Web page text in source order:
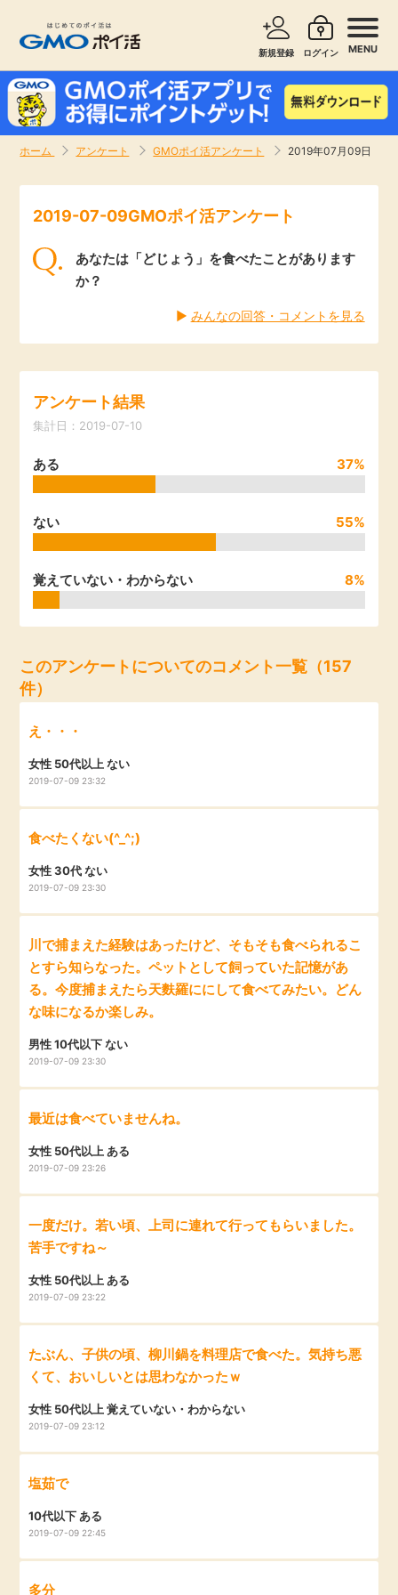
新規登録 ログイン MENU
ホーム アンケート GMOポイ活アンケート 2019年07月09日
新着
高還元
アンケート
ゲーム
お友達紹介
カード比較
特集一覧
ヘルプセンター
サービスで探す ショッピングで探す
旅行・レンタカー
エンタメ
暮らし
引っ越し
買取・査定
月額有料サービス
家計の固定費
2019-07-09GMOポイ活アンケート
あなたは「どじょう」を食べたことがあります
か？
▶︎ みんなの回答・コメントを見る
アンケート結果
集計日：2019-07-10
ある 37%
ない 55%
覚えていない・わからない 8%
このアンケートについてのコメント一覧（157
件）
え・・・
女性 50代以上 ない
2019-07-09 23:32
食べたくない(^_^;)
女性 30代 ない
2019-07-09 23:30
川で捕まえた経験はあったけど、そもそも食べられるこ
とすら知らなった。ペットとして飼っていた記憶があ
る。今度捕まえたら天麩羅ににして食べてみたい。どん
な味になるか楽しみ。
男性 10代以下 ない
2019-07-09 23:30
最近は食べていませんね。
女性 50代以上 ある
2019-07-09 23:26
一度だけ。若い頃、上司に連れて行ってもらいました。
苦手ですね～
女性 50代以上 ある
2019-07-09 23:22
たぶん、子供の頃、柳川鍋を料理店で食べた。気持ち悪
くて、おいしいとは思わなかったｗ
女性 50代以上 覚えていない・わからない
2019-07-09 23:12
塩茹で
10代以下 ある
2019-07-09 22:45
多分